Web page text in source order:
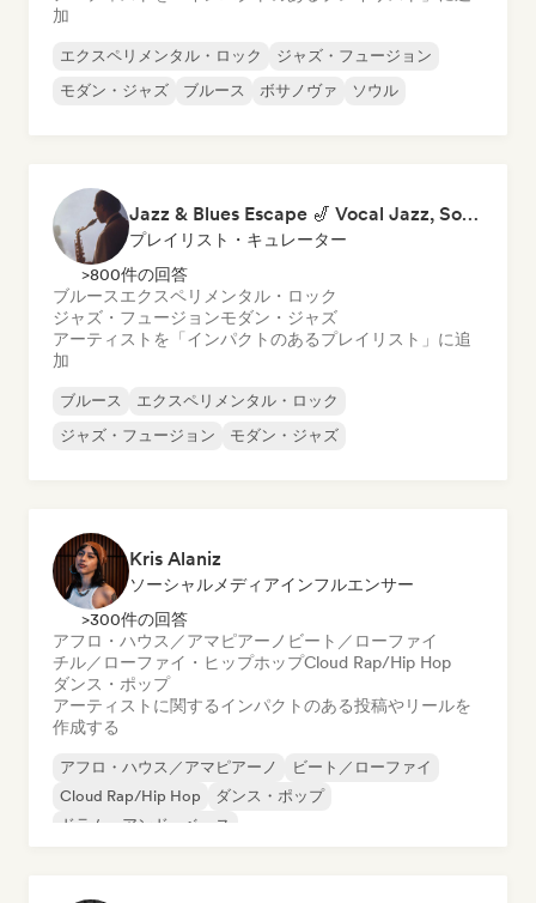
加
エクスペリメンタル・ロック
ジャズ・フュージョン
モダン・ジャズ
ブルース ボサノヴァ ソウル
Jazz & Blues Escape 🎷 Vocal Jazz, Soul Blues & Classic Standards
プレイリスト・キュレーター
>800件の回答
ブルースエクスペリメンタル・ロック
ジャズ・フュージョンモダン・ジャズ
アーティストを「インパクトのあるプレイリスト」に追
加
ブルース
エクスペリメンタル・ロック
ジャズ・フュージョン
モダン・ジャズ
Kris Alaniz
ソーシャルメディアインフルエンサー
>300件の回答
アフロ・ハウス／アマピアーノ ビート／ローファイ
チル／ローファイ・ヒップホップCloud Rap/Hip Hop
ダンス・ポップ
アーティストに関するインパクトのある投稿やリールを
作成する
アフロ・ハウス／アマピアーノ
ビート／ローファイ
Cloud Rap/Hip Hop
ダンス・ポップ
ドラム・アンド・ベース